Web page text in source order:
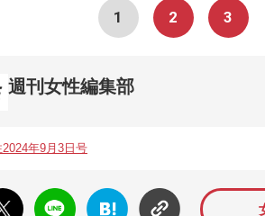
1 2 3
週刊女性編集部
超の“借金トラブル”」報道をスクープ。この一
年9月3日号
ス
LINE
はてな
ブック